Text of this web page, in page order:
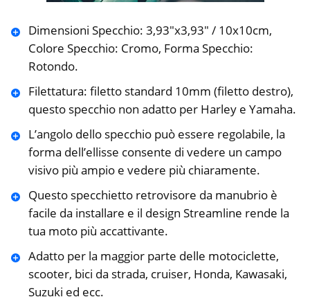
Dimensioni Specchio: 3,93″x3,93″ / 10x10cm,
Colore Specchio: Cromo, Forma Specchio:
Rotondo.
Filettatura: filetto standard 10mm (filetto destro),
questo specchio non adatto per Harley e Yamaha.
L’angolo dello specchio può essere regolabile, la
forma dell’ellisse consente di vedere un campo
visivo più ampio e vedere più chiaramente.
Questo specchietto retrovisore da manubrio è
facile da installare e il design Streamline rende la
tua moto più accattivante.
Adatto per la maggior parte delle motociclette,
scooter, bici da strada, cruiser, Honda, Kawasaki,
Suzuki ed ecc.